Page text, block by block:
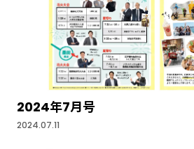
2024年7月号
2024.07.11